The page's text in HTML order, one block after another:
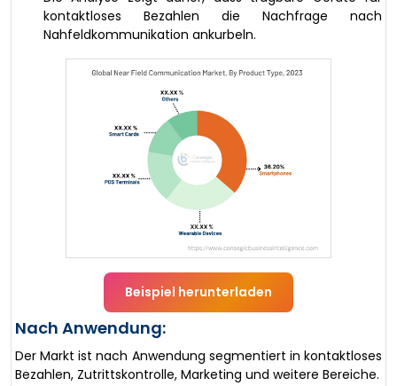
kontaktloses Bezahlen die Nachfrage nach
Nahfeldkommunikation ankurbeln.
Beispiel herunterladen
Nach Anwendung:
Der Markt ist nach Anwendung segmentiert in kontaktloses
Bezahlen, Zutrittskontrolle, Marketing und weitere Bereiche.